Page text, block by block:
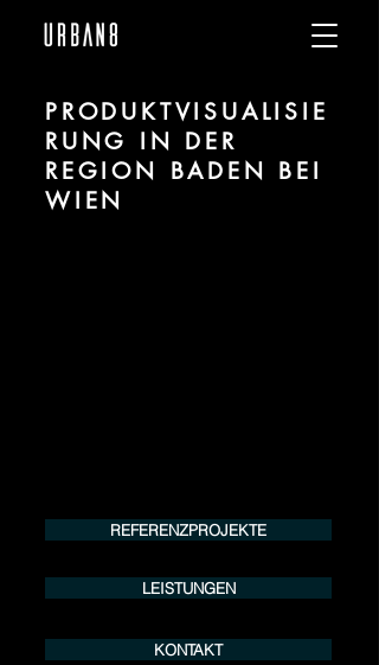
PRODUKTVISUALISIE
RUNG IN DER
REGION BADEN BEI
WIEN
REFERENZPROJEKTE
LEISTUNGEN
KONTAKT